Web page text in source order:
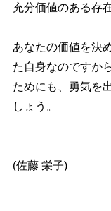
充分価値のある存
あなたの価値を決
た自身なのですか
ためにも、勇気を
しょう。
(佐藤 栄子)